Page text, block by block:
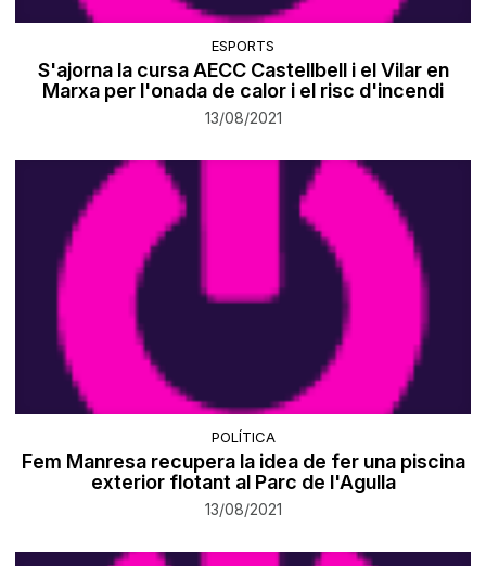
ESPORTS
S'ajorna la cursa AECC Castellbell i el Vilar en
Marxa per l'onada de calor i el risc d'incendi
13/08/2021
POLÍTICA
Fem Manresa recupera la idea de fer una piscina
exterior flotant al Parc de l'Agulla
13/08/2021